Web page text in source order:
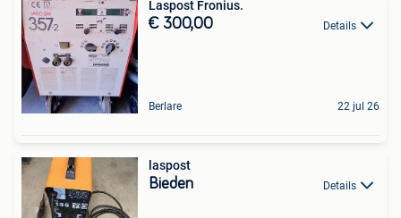
Laspost Fronius.
€ 300,00 Details
Berlare 22 jul 26
laspost
Bieden Details